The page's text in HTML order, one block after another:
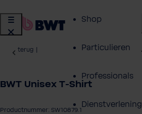
Shop
Particulieren
Professionals
Dienstverlening
terug
BWT Unisex T‑Shirt
Productnummer: SW10879.1